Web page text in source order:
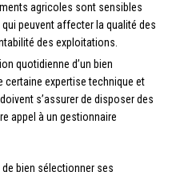
agricoles sont sensibles
peuvent affecter la qualité des
des exploitations.
quotidienne d’un bien
expertise technique et
s’assurer de disposer des
appel à un gestionnaire
bien sélectionner ses